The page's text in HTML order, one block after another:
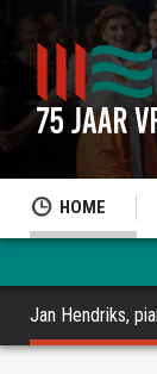
HOME
Jan Hendriks,